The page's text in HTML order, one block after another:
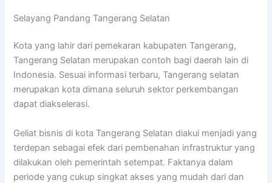
Selayang Pandang Tangerang Selatan
Kota yang lahir dari pemekaran kabupaten Tangerang,
Tangerang Selatan merupakan contoh bagi daerah lain di
Indonesia. Sesuai informasi terbaru, Tangerang selatan
merupakan kota dimana seluruh sektor perkembangan
dapat diakselerasi.
Geliat bisnis di kota Tangerang Selatan diakui menjadi yang
terdepan sebagai efek dari pembenahan infrastruktur yang
dilakukan oleh pemerintah setempat. Faktanya dalam
periode yang cukup singkat akses yang mudah dari dan